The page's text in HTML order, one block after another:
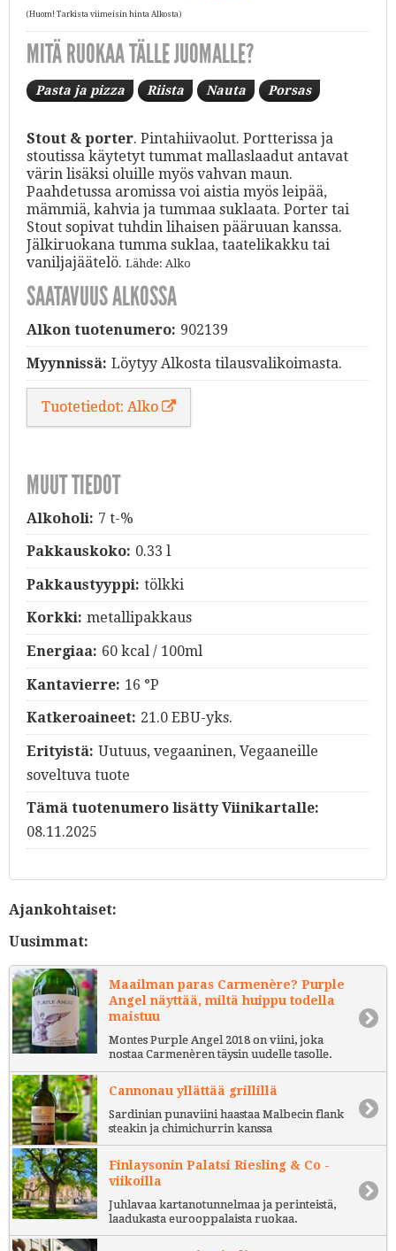
(Huom! Tarkista viimeisin hinta Alkosta)
MITÄ RUOKAA TÄLLE JUOMALLE?
Pasta ja pizza Riista Nauta Porsas
Stout & porter. Pintahiivaolut. Portterissa ja
stoutissa käytetyt tummat mallaslaadut antavat
värin lisäksi oluille myös vahvan maun.
Paahdetussa aromissa voi aistia myös leipää,
mämmiä, kahvia ja tummaa suklaata. Porter tai
Stout sopivat tuhdin lihaisen pääruuan kanssa.
Jälkiruokana tumma suklaa, taatelikakku tai
vaniljajäätelö. Lähde: Alko
SAATAVUUS ALKOSSA
Alkon tuotenumero: 902139
Myynnissä: Löytyy Alkosta tilausvalikoimasta.
Tuotetiedot: Alko
MUUT TIEDOT
Alkoholi: 7 t-%
Pakkauskoko: 0.33 l
Pakkaustyyppi: tölkki
Korkki: metallipakkaus
Energiaa: 60 kcal / 100ml
Kantavierre: 16 °P
Katkeroaineet: 21.0 EBU-yks.
Erityistä: Uutuus, vegaaninen, Vegaaneille
soveltuva tuote
Tämä tuotenumero lisätty Viinikartalle:
08.11.2025
Ajankohtaiset:
Uusimmat:
Maailman paras Carmenère? Purple
Angel näyttää, miltä huippu todella
maistuu
Montes Purple Angel 2018 on viini, joka
nostaa Carmenèren täysin uudelle tasolle.
Cannonau yllättää grillillä
Sardinian punaviini haastaa Malbecin flank
steakin ja chimichurrin kanssa
Finlaysonin Palatsi Riesling & Co -
viikoilla
Juhlavaa kartanotunnelmaa ja perinteistä,
laadukasta eurooppalaista ruokaa.